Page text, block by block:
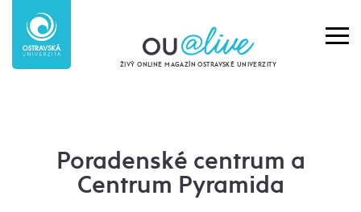
ŽIVÝ ONLINE MAGAZÍN OSTRAVSKÉ UNIVERZITY
Poradenské centrum a
Centrum Pyramida